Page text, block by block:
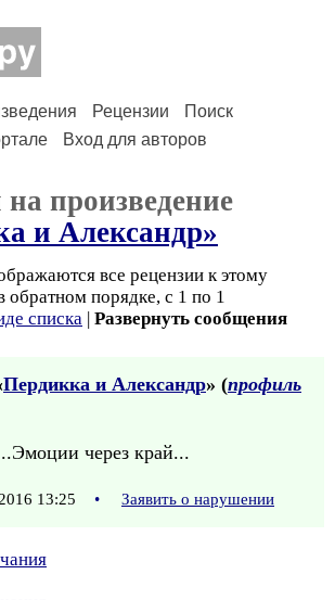
Рецензии
Поиск
Вход для авторов
произведение
и Александр»
все рецензии к этому
обратном порядке, с 1 по 1
списка | Развернуть сообщения
Пердикка и Александр» (профиль
через край...
13:25 • Заявить о нарушении